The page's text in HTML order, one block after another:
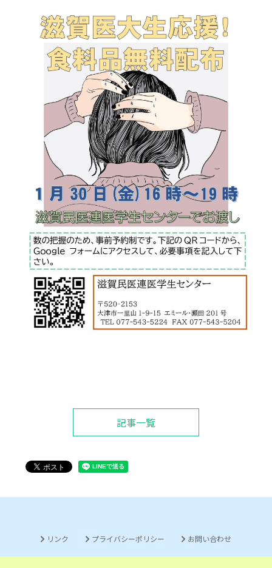
記事一覧
リンク プライバシーポリシー お問い合わせ